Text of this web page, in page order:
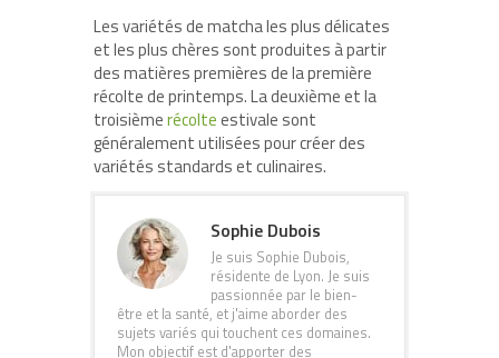
Les variétés de matcha les plus délicates
et les plus chères sont produites à partir
des matières premières de la première
récolte de printemps. La deuxième et la
troisièmerécolteestivale sont
généralement utilisées pour créer des
variétés standards et culinaires.
Sophie Dubois
Je suis Sophie Dubois,
résidente de Lyon. Je suis
passionnée par le bien-
être et la santé, et j'aime aborder des
sujets variés qui touchent ces domaines.
Mon objectif est d'apporter des